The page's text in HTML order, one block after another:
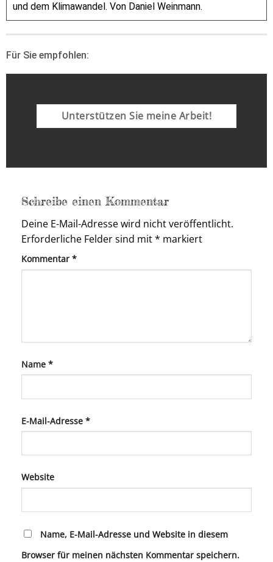
und dem Klimawandel. Von Daniel Weinmann.
Für Sie empfohlen:
Unterstützen Sie meine Arbeit!
Schreibe einen Kommentar
Deine E-Mail-Adresse wird nicht veröffentlicht.
Erforderliche Felder sind mit* markiert
Kommentar *
Name *
E-Mail-Adresse *
Website
Name, E-Mail-Adresse und Website in diesem
Browser für meinen nächsten Kommentar speichern.